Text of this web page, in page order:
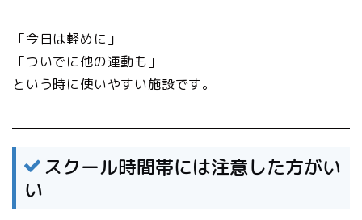
「今日は軽めに」
「ついでに他の運動も」
という時に使いやすい施設です。
スクール時間帯には注意した方がい
い